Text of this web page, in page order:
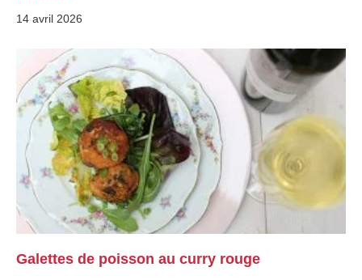
14 avril 2026
Galettes de poisson au curry rouge